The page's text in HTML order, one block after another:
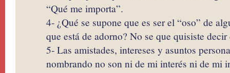
“Qué me importa”.
4- ¿Qué se supone que es ser el “oso” de
que está de adorno? No se que quisiste decir
5- Las amistades, intereses y asuntos
nombrando no son ni de mi interés ni de mi